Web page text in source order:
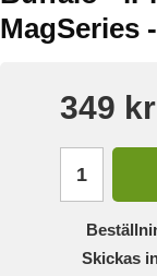
MagSeries
349 kr
Skickas